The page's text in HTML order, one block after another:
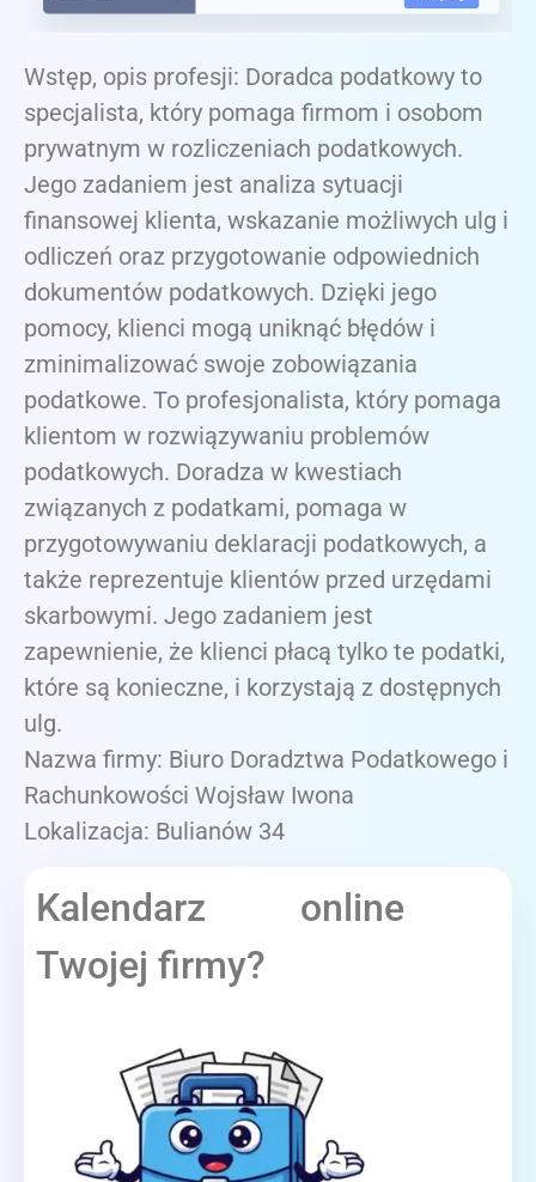
Wstęp, opis profesji: Doradca podatkowy to
specjalista, który pomaga firmom i osobom
prywatnym w rozliczeniach podatkowych.
Jego zadaniem jest analiza sytuacji
finansowej klienta, wskazanie możliwych ulg i
odliczeń oraz przygotowanie odpowiednich
dokumentów podatkowych. Dzięki jego
pomocy, klienci mogą uniknąć błędów i
zminimalizować swoje zobowiązania
podatkowe. To profesjonalista, który pomaga
klientom w rozwiązywaniu problemów
podatkowych. Doradza w kwestiach
związanych z podatkami, pomaga w
przygotowywaniu deklaracji podatkowych, a
także reprezentuje klientów przed urzędami
skarbowymi. Jego zadaniem jest
zapewnienie, że klienci płacą tylko te podatki,
które są konieczne, i korzystają z dostępnych
ulg.
Nazwa firmy: Biuro Doradztwa Podatkowego i
Rachunkowości Wojsław Iwona
Lokalizacja: Bulianów 34
Kalendarz online
Twojej firmy?